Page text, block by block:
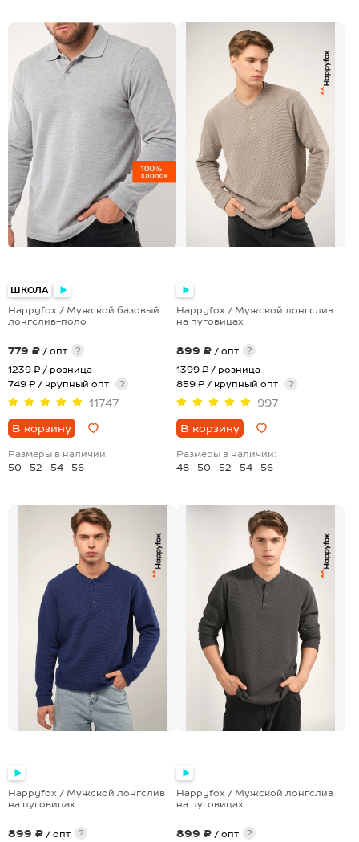
ШКОЛА
Happyfox / Мужской базовый
лонгслив-поло
779 ₽ / опт
?
1239 ₽ / розница
749 ₽ / крупный опт
?
11747
В корзину
Размеры в наличии:
50
52 54 56
Happyfox / Мужской лонгслив
на пуговицах
899 ₽ / опт
?
1399 ₽ / розница
859 ₽ / крупный опт
?
997
В корзину
Размеры в наличии:
48
50 52 54 56
Happyfox / Мужской лонгслив
на пуговицах
899 ₽ / опт
?
Happyfox / Мужской лонгслив
на пуговицах
899 ₽ / опт
?